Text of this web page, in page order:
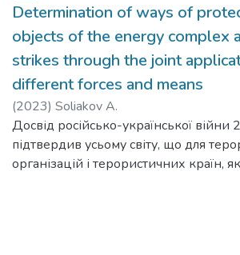
Determination of ways of
objects of the energy complex
strikes through the joint
different forces and means
(2023) Soliakov A.
Досвід російсько-української війни
підтвердив усьому світу, що для
організацій і терористичних країн,